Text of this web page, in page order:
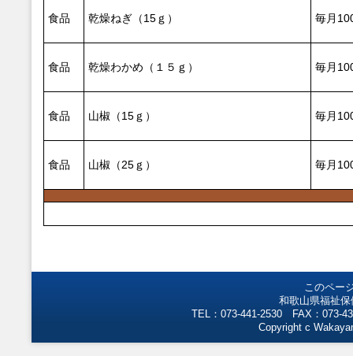
食品 乾燥ねぎ（15ｇ） 毎月
食品 乾燥わかめ（１５ｇ） 毎月
食品 山椒（15ｇ） 毎月
食品 山椒（25ｇ） 毎月
このペー
和歌山県福祉
TEL：073-441-2530 FAX：073-
Copyright c